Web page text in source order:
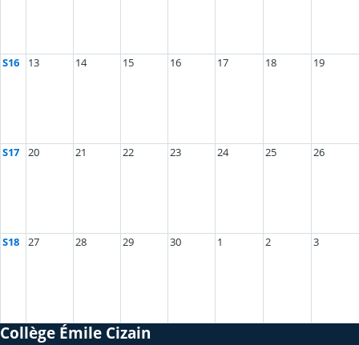
S16 13 14 15 16 17 18 19
S17 20 21 22 23 24 25 26
S18 27 28 29 30 1 2 3
Collège Émile Cizain